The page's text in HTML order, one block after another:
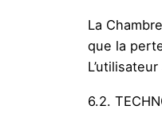
La
que la
6.2.